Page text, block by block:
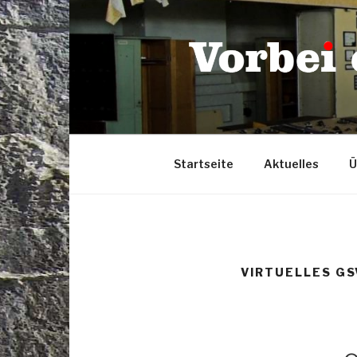
Zum
Inhalt
springen
Startseite Aktuelles
VIRTUELLES